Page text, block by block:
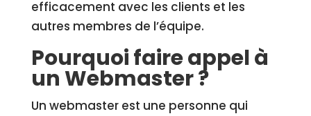
efficacement avec les clients et les
autres membres de l’équipe.
Pourquoi faire appel à
un Webmaster ?
Un webmaster est une personne qui